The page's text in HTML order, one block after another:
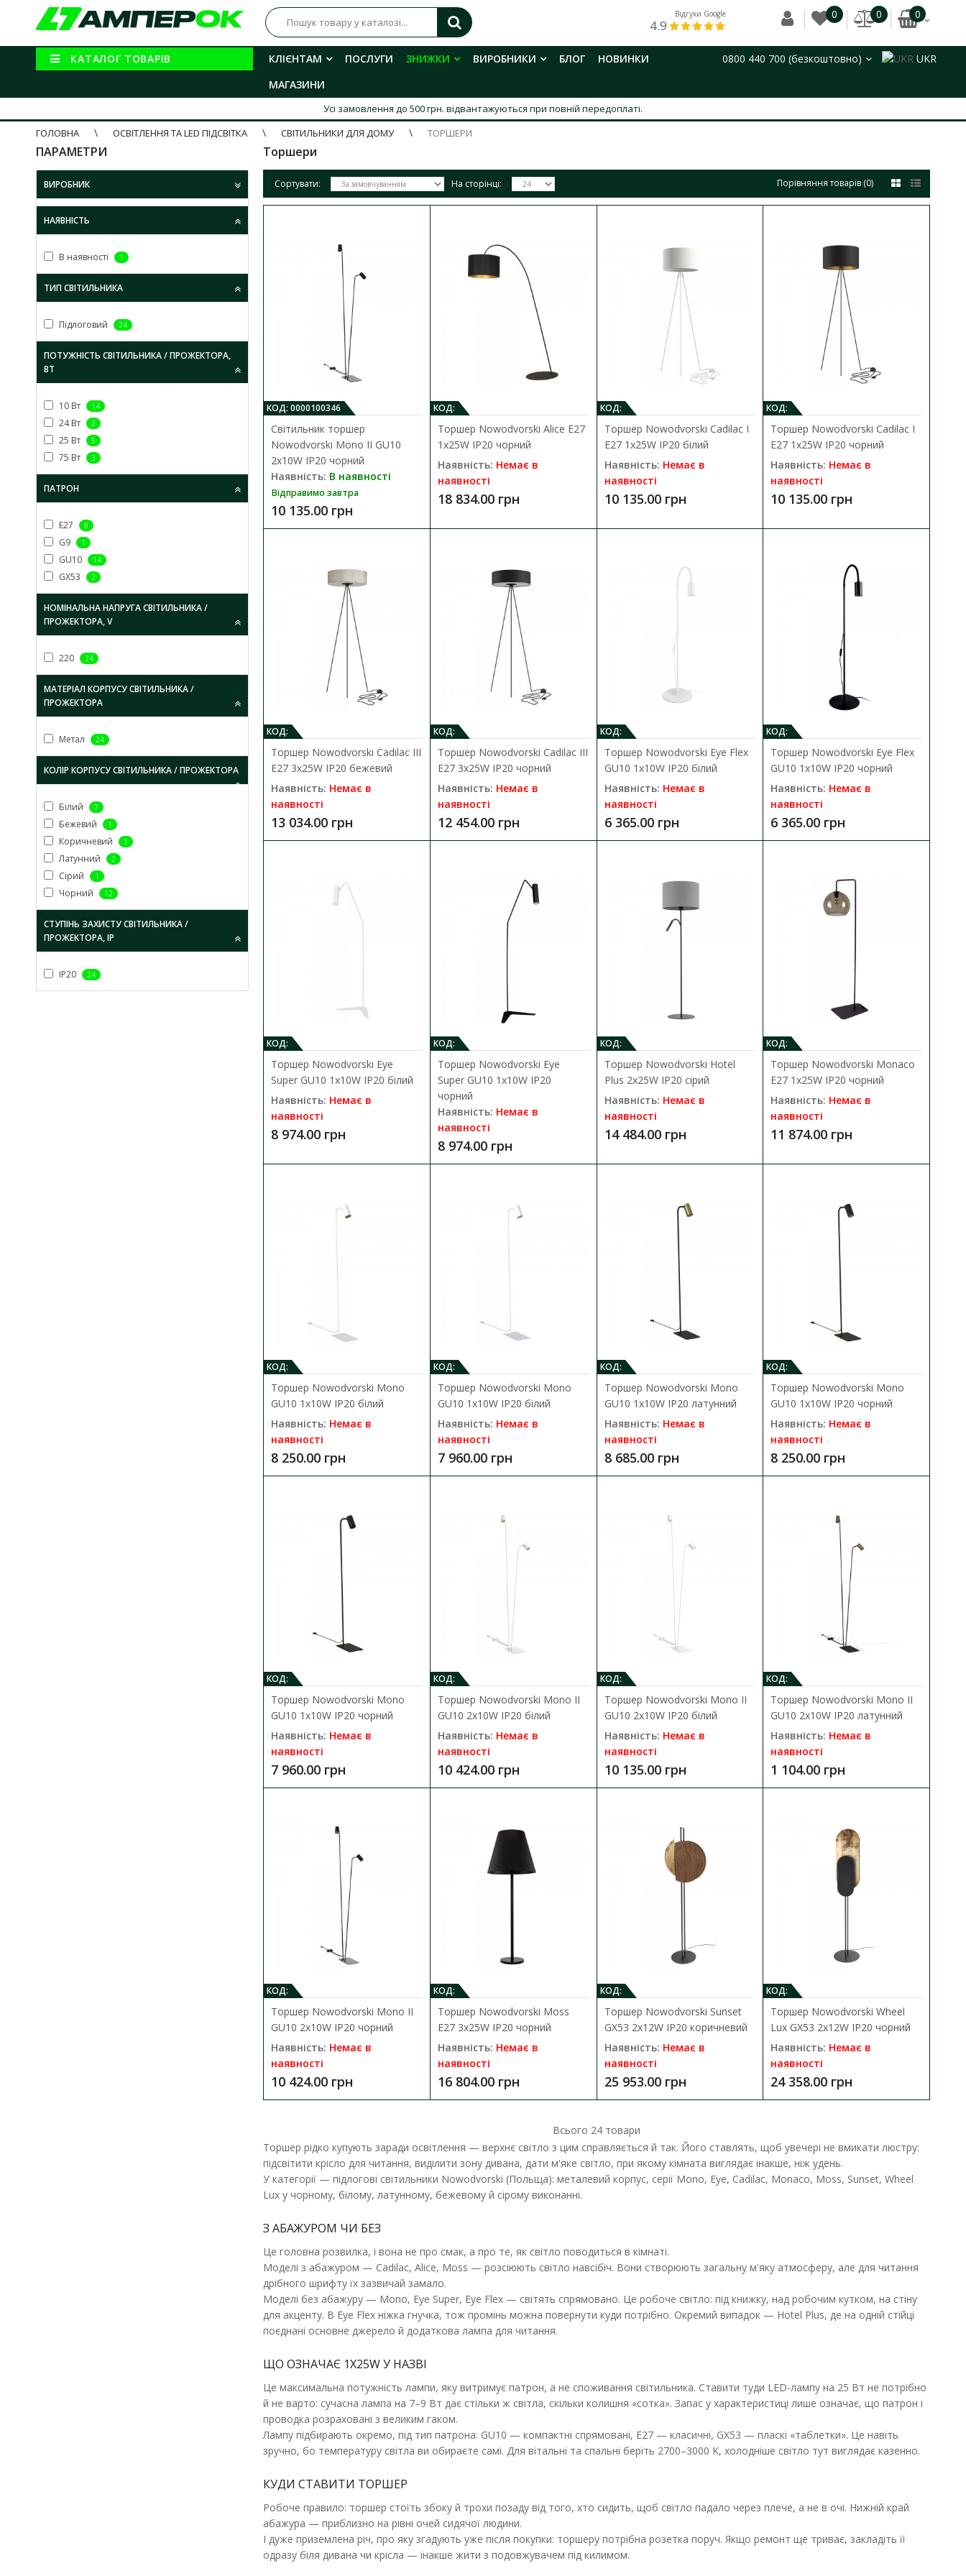
Відгуки Google
4.9
0 0 0
КАТАЛОГ ТОВАРІВ КЛІЄНТАМ ПОСЛУГИ ЗНИЖКИ ВИРОБНИКИ БЛОГ
НОВИНКИ
МАГАЗИНИ
0800 440 700 (безкоштовно) UKR
Усі замовлення до 500 грн. відвантажуються при повній передоплаті.
ГОЛОВНА
ОСВІТЛЕННЯ ТА LED ПІДСВІТКА СВІТИЛЬНИКИ ДЛЯ ДОМУ ТОРШЕРИ
ПАРАМЕТРИ
ВИРОБНИК
НАЯВНІСТЬ
В наявності 1
ТИП СВІТИЛЬНИКА
Підлоговий 24
ПОТУЖНІСТЬ СВІТИЛЬНИКА / ПРОЖЕКТОРА,
ВТ
10 Вт 14
24 Вт 2
25 Вт 5
75 Вт 3
ПАТРОН
E27 8
G9 1
GU10 14
GX53 2
НОМІНАЛЬНА НАПРУГА СВІТИЛЬНИКА /
ПРОЖЕКТОРА, V
220 24
МАТЕРІАЛ КОРПУСУ СВІТИЛЬНИКА /
ПРОЖЕКТОРА
Метал 24
КОЛІР КОРПУСУ СВІТИЛЬНИКА / ПРОЖЕКТОРА
Білий 7
Бежевий 1
Коричневий 1
Латунний 2
Сірий 1
Чорний 12
СТУПІНЬ ЗАХИСТУ СВІТИЛЬНИКА /
ПРОЖЕКТОРА, IP
IP20 24
Торшери
Порівняння товарів (0)
Сортувати: На сторінці:
IP20 чорний
Наявність: В наявності
Відправимо завтра
Сучасний та стильний Торшер Nowodvorski 7708 Mono II GU10 2x10W
IP20 чорний подвійний, без абаж..
ДО КОШИКА
В порівняння
В закладки
Торшер Nowodvorski Alice E27 1x25W IP20 чорний
Наявність: Немає в наявності
Сучасний та стильний Торшер Nowodvorski 4963 Alice E27 1x25W IP20
В порівняння
В закладки
Торшер Nowodvorski Cadilac I E27 1x25W IP20 білий
Немає в наявності
Сучасний та стильний Торшер Nowodvorski 8191 Cadilac I E27 1x25W
10 135.00 грн
ДО КОШИКА
В порівняння
В закладки
Торшер Nowodvorski Cadilac I E27 1x25W IP20 чорний
Немає в наявності
10 135.00 грн
В порівняння
В закладки
Торшер Nowodvorski Cadilac III E27 3x25W IP20 бежевий
Наявність: Немає в наявності
В закладки
Торшер Nowodvorski Cadilac III E27 3x25W IP20 чорний
Сучасний та стильний Торшер Nowodvorski 7988 Cadilac III E27 3x25W
IP20 чорний з абажуром, підл..
12 454.00 грн
ДО КОШИКА
Торшер Nowodvorski Eye Flex GU10 1x10W IP20 білий
Немає в наявності
Сучасний та стильний Торшер Nowodvorski 8934 Eye Flex GU10 1x10W
IP20 білий підлоговий, гнучкі,..
6 365.00 грн
ДО КОШИКА
В порівняння
Немає в наявності
Сучасний та стильний Торшер Nowodvorski 8935 Eye Flex GU10 1x10W
IP20 чорний гнучкі, без абажур..
ДО КОШИКА
В порівняння
В закладки
Торшер Nowodvorski Eye Super GU10 1x10W IP20 білий
Наявність:
Сучасний та стильний Торшер Nowodvorski 6493 Eye Super GU10 1x10W
IP20 білий підлоговий, без аб..
В порівняння
Торшер Nowodvorski Eye Super GU10 1x10W IP20 чорний
Наявність:
Сучасний та стильний Торшер Nowodvorski 6506 Eye Super GU10 1x10W
IP20 чорний підлоговий, без а..
В порівняння
Наявність: Немає в наявності
Сучасний та стильний Торшер Nowodvorski 9072 Hotel Plus 2x10+25W
IP20 сірий з лампою для читанн..
ДО КОШИКА
КОД: 0000100346
Світильник торшер
Nowodvorski Mono II GU10
2x10W IP20 чорний
Наявність: В наявності
Відправимо завтра
10 135.00 грн
КОД:
Торшер Nowodvorski Alice E27
1x25W IP20 чорний
Наявність: Немає в
наявності
18 834.00 грн
КОД:
Торшер Nowodvorski Cadilac I
E27 1x25W IP20 білий
Наявність: Немає в
наявності
10 135.00 грн
КОД:
Торшер Nowodvorski Cadilac I
E27 1x25W IP20 чорний
Наявність: Немає в
наявності
10 135.00 грн
КОД:
Торшер Nowodvorski Cadilac III
E27 3x25W IP20 бежевий
Наявність: Немає в
наявності
13 034.00 грн
КОД:
Торшер Nowodvorski Cadilac III
E27 3x25W IP20 чорний
Наявність: Немає в
наявності
12 454.00 грн
КОД:
Торшер Nowodvorski Eye Flex
GU10 1x10W IP20 білий
Наявність: Немає в
наявності
6 365.00 грн
КОД:
Торшер Nowodvorski Eye Flex
GU10 1x10W IP20 чорний
Наявність: Немає в
наявності
6 365.00 грн
КОД:
Торшер Nowodvorski Eye
Super GU10 1x10W IP20 білий
Наявність: Немає в
наявності
8 974.00 грн
КОД:
Торшер Nowodvorski Eye
Super GU10 1x10W IP20
чорний
Наявність: Немає в
наявності
8 974.00 грн
КОД:
Торшер Nowodvorski Hotel
Plus 2x25W IP20 сірий
Наявність: Немає в
наявності
14 484.00 грн
КОД:
Торшер Nowodvorski Monaco
E27 1x25W IP20 чорний
Наявність: Немає в
наявності
11 874.00 грн
КОД:
Торшер Nowodvorski Mono
GU10 1x10W IP20 білий
Наявність: Немає в
наявності
8 250.00 грн
КОД:
Торшер Nowodvorski Mono
GU10 1x10W IP20 білий
Наявність: Немає в
наявності
7 960.00 грн
КОД:
Торшер Nowodvorski Mono
GU10 1x10W IP20 латунний
Наявність: Немає в
наявності
8 685.00 грн
КОД:
Торшер Nowodvorski Mono
GU10 1x10W IP20 чорний
Наявність: Немає в
наявності
8 250.00 грн
КОД:
Торшер Nowodvorski Mono
GU10 1x10W IP20 чорний
Наявність: Немає в
наявності
7 960.00 грн
КОД:
Торшер Nowodvorski Mono II
GU10 2x10W IP20 білий
Наявність: Немає в
наявності
10 424.00 грн
КОД:
Торшер Nowodvorski Mono II
GU10 2x10W IP20 білий
Наявність: Немає в
наявності
10 135.00 грн
КОД:
Торшер Nowodvorski Mono II
GU10 2x10W IP20 латунний
Наявність: Немає в
наявності
1 104.00 грн
КОД:
Торшер Nowodvorski Mono II
GU10 2x10W IP20 чорний
Наявність: Немає в
наявності
10 424.00 грн
КОД:
Торшер Nowodvorski Moss
E27 3x25W IP20 чорний
Наявність: Немає в
наявності
16 804.00 грн
КОД:
Торшер Nowodvorski Sunset
GX53 2x12W IP20 коричневий
Наявність: Немає в
наявності
25 953.00 грн
КОД:
Торшер Nowodvorski Wheel
Lux GX53 2x12W IP20 чорний
Наявність: Немає в
наявності
24 358.00 грн
Всього 24 товари
Торшер рідко купують заради освітлення — верхнє світло з цим справляється й так. Його ставлять, щоб увечері не вмикати люстру:
підсвітити крісло для читання, виділити зону дивана, дати м'яке світло, при якому кімната виглядає інакше, ніж удень.
У категорії — підлогові світильники Nowodvorski (Польща): металевий корпус, серії Mono, Eye, Cadilac, Monaco, Moss, Sunset, Wheel
Lux у чорному, білому, латунному, бежевому й сірому виконанні.
З АБАЖУРОМ ЧИ БЕЗ
Це головна розвилка, і вона не про смак, а про те, як світло поводиться в кімнаті.
Моделі з абажуром — Cadilac, Alice, Moss — розсіюють світло навсібіч. Вони створюють загальну м'яку атмосферу, але для читання
дрібного шрифту їх зазвичай замало.
Моделі без абажуру — Mono, Eye Super, Eye Flex — світять спрямовано. Це робоче світло: під книжку, над робочим кутком, на стіну
для акценту. В Eye Flex ніжка гнучка, тож промінь можна повернути куди потрібно. Окремий випадок — Hotel Plus, де на одній стійці
поєднані основне джерело й додаткова лампа для читання.
ЩО ОЗНАЧАЄ 1X25W У НАЗВІ
Це максимальна потужність лампи, яку витримує патрон, а не споживання світильника. Ставити туди LED-лампу на 25 Вт не потрібно
й не варто: сучасна лампа на 7–9 Вт дає стільки ж світла, скільки колишня «сотка». Запас у характеристиці лише означає, що патрон і
проводка розраховані з великим гаком.
Лампу підбирають окремо, під тип патрона: GU10 — компактні спрямовані, E27 — класичні, GX53 — пласкі «таблетки». Це навіть
зручно, бо температуру світла ви обираєте самі. Для вітальні та спальні беріть 2700–3000 K, холодніше світло тут виглядає казенно.
КУДИ СТАВИТИ ТОРШЕР
Робоче правило: торшер стоїть збоку й трохи позаду від того, хто сидить, щоб світло падало через плече, а не в очі. Нижній край
абажура — приблизно на рівні очей сидячої людини.
І дуже приземлена річ, про яку згадують уже після покупки: торшеру потрібна розетка поруч. Якщо ремонт ще триває, закладіть її
одразу біля дивана чи крісла — інакше жити з подовжувачем під килимом.